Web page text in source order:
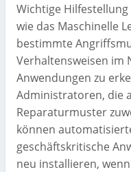
Wichtige
wie das Maschinelle
bestimmte
Verhaltensweisen im
Anwendungen zu
Administratoren, die
Reparaturmuster
können
geschäftskritische
neu installieren,